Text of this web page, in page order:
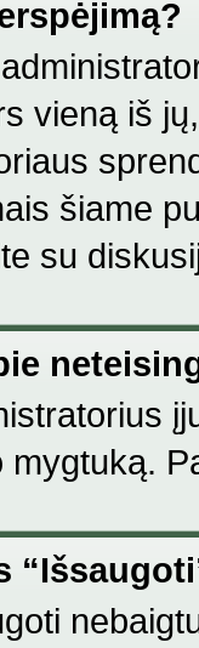
vieną iš
šiame
su
mygtuką.